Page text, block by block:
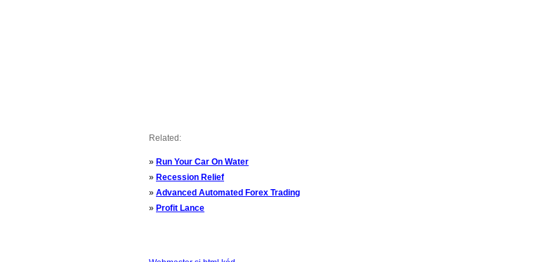
Related:
» Run Your Car On Water
» Recession Relief
» Advanced Automated Forex Trading
» Profit Lance